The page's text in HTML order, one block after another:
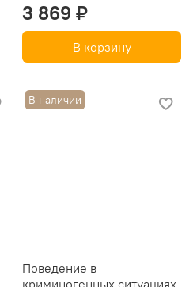
3 869 ₽
В корзину
В наличии
Поведение в